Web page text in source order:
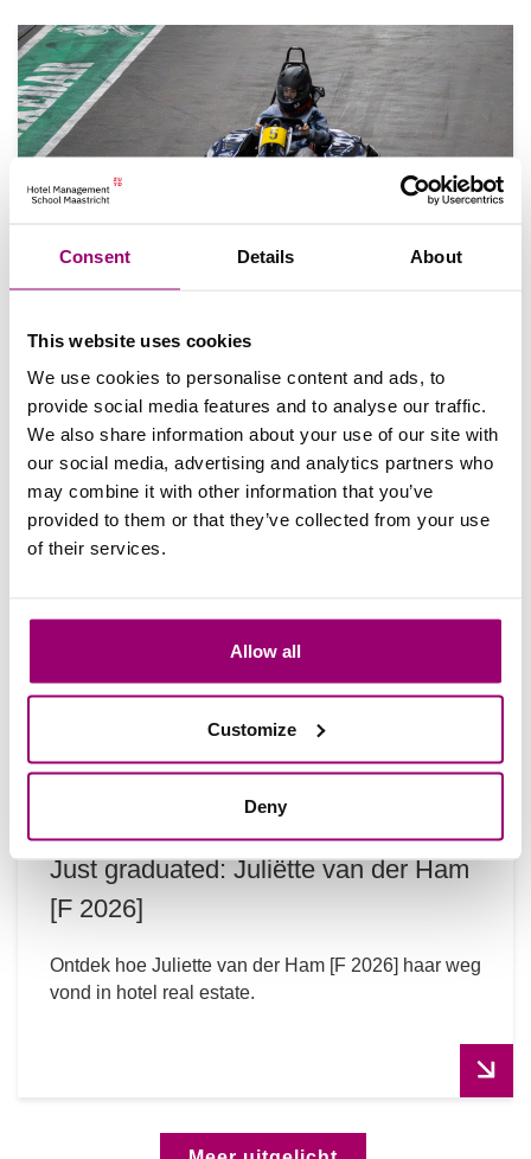
Consent Details About
This website uses cookies
We use cookies to personalise content and ads, to
provide social media features and to analyse our traffic.
We also share information about your use of our site with
our social media, advertising and analytics partners who
may combine it with other information that you’ve
provided to them or that they’ve collected from your use
of their services.
Allow all
Customize
Deny
organiseren van een droomdag
Lees Raouls ervaring met het organiseren van een
droomdag voor ComIn.
Just graduated: Juliëtte van der Ham
[F 2026]
Ontdek hoe Juliette van der Ham [F 2026] haar weg
vond in hotel real estate.